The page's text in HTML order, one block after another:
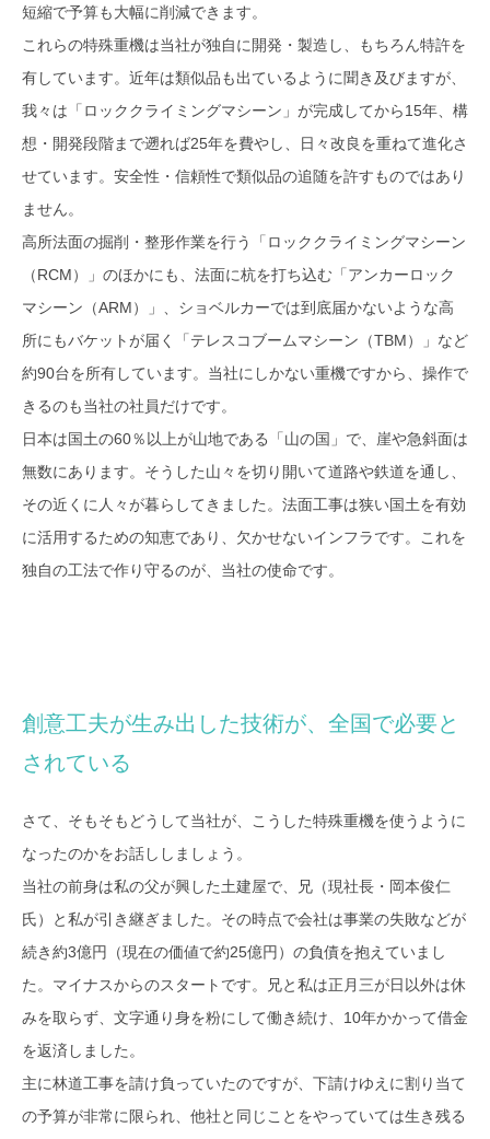
短縮で予算も大幅に削減できます。
これらの特殊重機は当社が独自に開発・製造し、もちろん特許を
有しています。近年は類似品も出ているように聞き及びますが、
我々は「ロッククライミングマシーン」が完成してから15年、構
想・開発段階まで遡れば25年を費やし、日々改良を重ねて進化さ
せています。安全性・信頼性で類似品の追随を許すものではあり
ません。
高所法面の掘削・整形作業を行う「ロッククライミングマシーン
（RCM）」のほかにも、法面に杭を打ち込む「アンカーロック
マシーン（ARM）」、ショベルカーでは到底届かないような高
所にもバケットが届く「テレスコブームマシーン（TBM）」など
約90台を所有しています。当社にしかない重機ですから、操作で
きるのも当社の社員だけです。
日本は国土の60％以上が山地である「山の国」で、崖や急斜面は
無数にあります。そうした山々を切り開いて道路や鉄道を通し、
その近くに人々が暮らしてきました。法面工事は狭い国土を有効
に活用するための知恵であり、欠かせないインフラです。これを
独自の工法で作り守るのが、当社の使命です。
創意工夫が生み出した技術が、全国で必要と
されている
さて、そもそもどうして当社が、こうした特殊重機を使うように
なったのかをお話ししましょう。
当社の前身は私の父が興した土建屋で、兄（現社長・岡本俊仁
氏）と私が引き継ぎました。その時点で会社は事業の失敗などが
続き約3億円（現在の価値で約25億円）の負債を抱えていまし
た。マイナスからのスタートです。兄と私は正月三が日以外は休
みを取らず、文字通り身を粉にして働き続け、10年かかって借金
を返済しました。
主に林道工事を請け負っていたのですが、下請けゆえに割り当て
の予算が非常に限られ、他社と同じことをやっていては生き残る